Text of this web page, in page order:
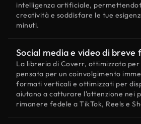
intelligenza artificiale,
creatività e soddisfare le tue
minuti.
Social media e video di
La libreria di Coverr, ottimizzata per
pensata per un coinvolgimento
formati verticali e ottimizzati per
aiutano a catturare l'attenzione nei
rimanere fedele a TikTok, Reels e